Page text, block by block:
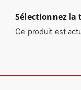
Sélectionnez la
Ce produit est